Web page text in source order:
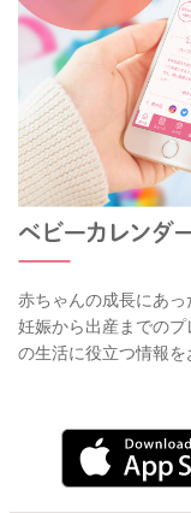
赤ちゃんの成長にあっ
妊娠から出産までの
の生活に役立つ情報を